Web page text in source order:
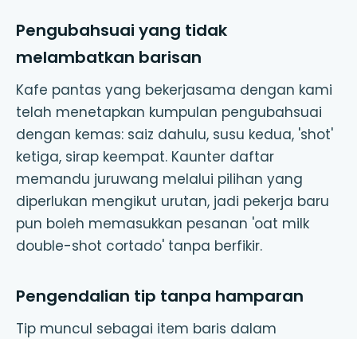
Pengubahsuai yang tidak
melambatkan barisan
Kafe pantas yang bekerjasama dengan kami
telah menetapkan kumpulan pengubahsuai
dengan kemas: saiz dahulu, susu kedua, 'shot'
ketiga, sirap keempat. Kaunter daftar
memandu juruwang melalui pilihan yang
diperlukan mengikut urutan, jadi pekerja baru
pun boleh memasukkan pesanan 'oat milk
double-shot cortado' tanpa berfikir.
Pengendalian tip tanpa hamparan
Tip muncul sebagai item baris dalam